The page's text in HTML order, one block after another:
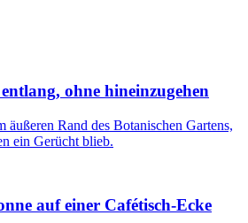
ohne hineinzugehen
äußeren Rand des Botanischen Gartens,
ein Gerücht blieb.
auf einer Cafétisch-Ecke